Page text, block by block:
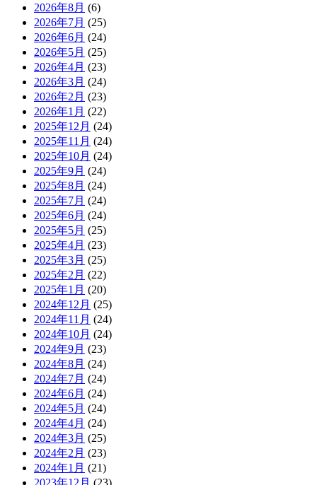
2026年8月 (6)
2026年7月 (25)
2026年6月 (24)
2026年5月 (25)
2026年4月 (23)
2026年3月 (24)
2026年2月 (23)
2026年1月 (22)
2025年12月 (24)
2025年11月 (24)
2025年10月 (24)
2025年9月 (24)
2025年8月 (24)
2025年7月 (24)
2025年6月 (24)
2025年5月 (25)
2025年4月 (23)
2025年3月 (25)
2025年2月 (22)
2025年1月 (20)
2024年12月 (25)
2024年11月 (24)
2024年10月 (24)
2024年9月 (23)
2024年8月 (24)
2024年7月 (24)
2024年6月 (24)
2024年5月 (24)
2024年4月 (24)
2024年3月 (25)
2024年2月 (23)
2024年1月 (21)
2023年12月 (23)